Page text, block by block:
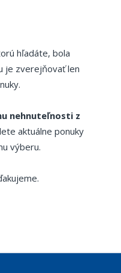
hľadáte, bola
je zverejňovať len
nehnuteľnosti z
aktuálne ponuky
výberu.